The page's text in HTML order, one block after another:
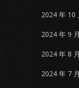
2024 年 10
2024 年 9 月
2024 年 8 月
2024 年 7 月